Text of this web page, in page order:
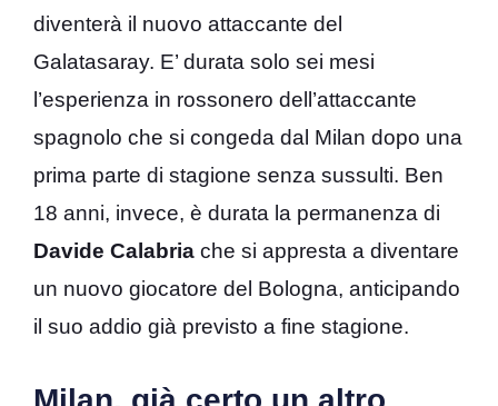
diventerà il nuovo attaccante del
Galatasaray. E’ durata solo sei mesi
l’esperienza in rossonero dell’attaccante
spagnolo che si congeda dal Milan dopo una
prima parte di stagione senza sussulti. Ben
18 anni, invece, è durata la permanenza di
Davide Calabria che si appresta a diventare
un nuovo giocatore del Bologna, anticipando
il suo addio già previsto a fine stagione.